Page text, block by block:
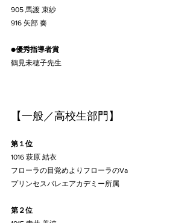
905 馬渡 束紗
916 矢部 奏
●優秀指導者賞
鶴見未穂子先生
【一般／高校生部門】
第１位
1016 萩原 結衣
フローラの目覚めよりフローラのVa
プリンセスバレエアカデミー所属
第２位